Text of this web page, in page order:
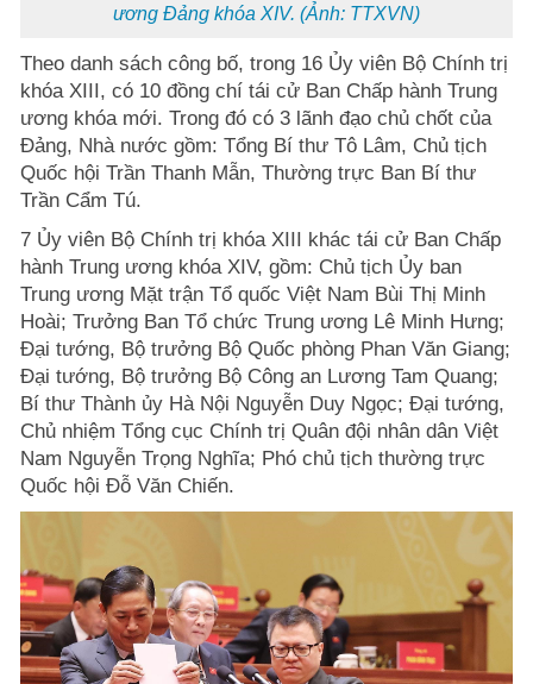
ương Đảng khóa XIV. (Ảnh: TTXVN)
Theo danh sách công bố, trong 16 Ủy viên Bộ Chính trị
khóa XIII, có 10 đồng chí tái cử Ban Chấp hành Trung
ương khóa mới. Trong đó có 3 lãnh đạo chủ chốt của
Đảng, Nhà nước gồm: Tổng Bí thư Tô Lâm, Chủ tịch
Quốc hội Trần Thanh Mẫn, Thường trực Ban Bí thư
Trần Cẩm Tú.
7 Ủy viên Bộ Chính trị khóa XIII khác tái cử Ban Chấp
hành Trung ương khóa XIV, gồm: Chủ tịch Ủy ban
Trung ương Mặt trận Tổ quốc Việt Nam Bùi Thị Minh
Hoài; Trưởng Ban Tổ chức Trung ương Lê Minh Hưng;
Đại tướng, Bộ trưởng Bộ Quốc phòng Phan Văn Giang;
Đại tướng, Bộ trưởng Bộ Công an Lương Tam Quang;
Bí thư Thành ủy Hà Nội Nguyễn Duy Ngọc; Đại tướng,
Chủ nhiệm Tổng cục Chính trị Quân đội nhân dân Việt
Nam Nguyễn Trọng Nghĩa; Phó chủ tịch thường trực
Quốc hội Đỗ Văn Chiến.